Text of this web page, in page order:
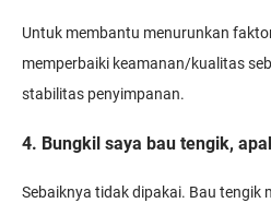
Untuk membantu menurunkan
memperbaiki keamanan/kualitas
stabilitas penyimpanan.
4. Bungkil saya bau tengik,
Sebaiknya tidak dipakai. Bau tengik